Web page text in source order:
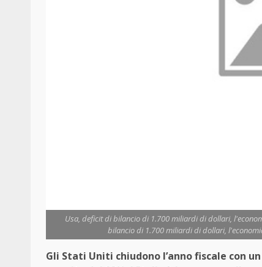
Usa, deficit di bilancio di 1.700 miliardi di dollari,
bilancio di 1.700 miliardi di dollari,
Gli Stati Uniti chiudono l’anno fiscale con